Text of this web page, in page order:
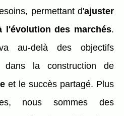
permettant d'ajuster
l'évolution des marchés.
au-delà des objectifs
dans la construction de
et le succès partagé. Plus
nous sommes des